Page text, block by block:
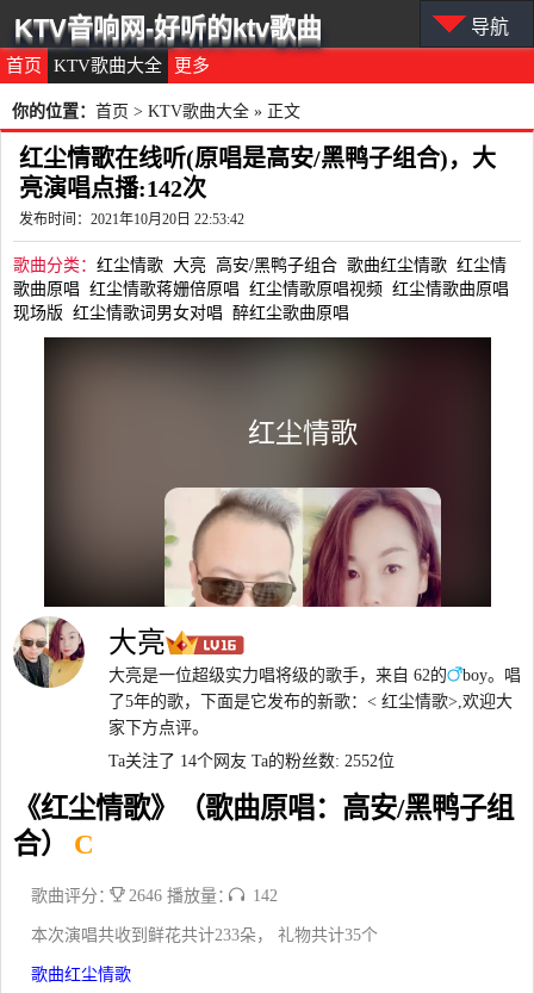
首页 KTV歌曲大全 更多
KTV音响网-好听的ktv歌曲 导航
你的位置： 首页 > KTV歌曲大全 » 正文
红尘情歌在线听(原唱是高安/黑鸭子组合)，大
亮演唱点播:142次
发布时间：2021年10月20日 22:53:42
歌曲分类： 红尘情歌 大亮 高安/黑鸭子组合 歌曲红尘情歌 红尘情
歌曲原唱 红尘情歌蒋姗倍原唱 红尘情歌原唱视频 红尘情歌曲原唱
现场版 红尘情歌词男女对唱 醉红尘歌曲原唱
大亮
大亮是一位超级实力唱将级的歌手，来自 62的
boy。唱
了5年的歌，下面是它发布的新歌：< 红尘情歌>,欢迎大
家下方点评。
Ta关注了 14个网友 Ta的粉丝数: 2552位
《红尘情歌》（歌曲原唱：高安/黑鸭子组
合）
C
歌曲评分： 2646 播放量： 142
本次演唱共收到鲜花共计233朵， 礼物共计35个
歌曲红尘情歌